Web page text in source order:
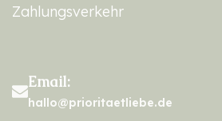
Zahlungsverkehr
Email:
hallo@prioritaetliebe.de